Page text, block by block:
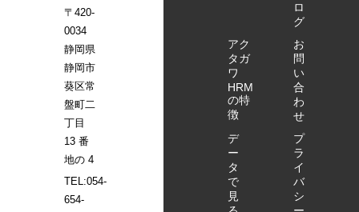
〒420-
0034
静岡県
静岡市
葵区常
盤町二
丁目
13 番
地の 4
TEL:054-
654-
アク
タガ
ワ
HRM
の特
徴
デ
ー
タ
で
見
ロ
グ
お
問
い
合
わ
せ
プ
ラ
イ
バ
シ